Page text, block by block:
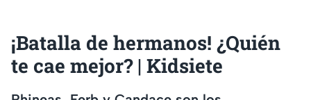
¡Batalla de hermanos! ¿Quién
te cae mejor? | Kidsiete